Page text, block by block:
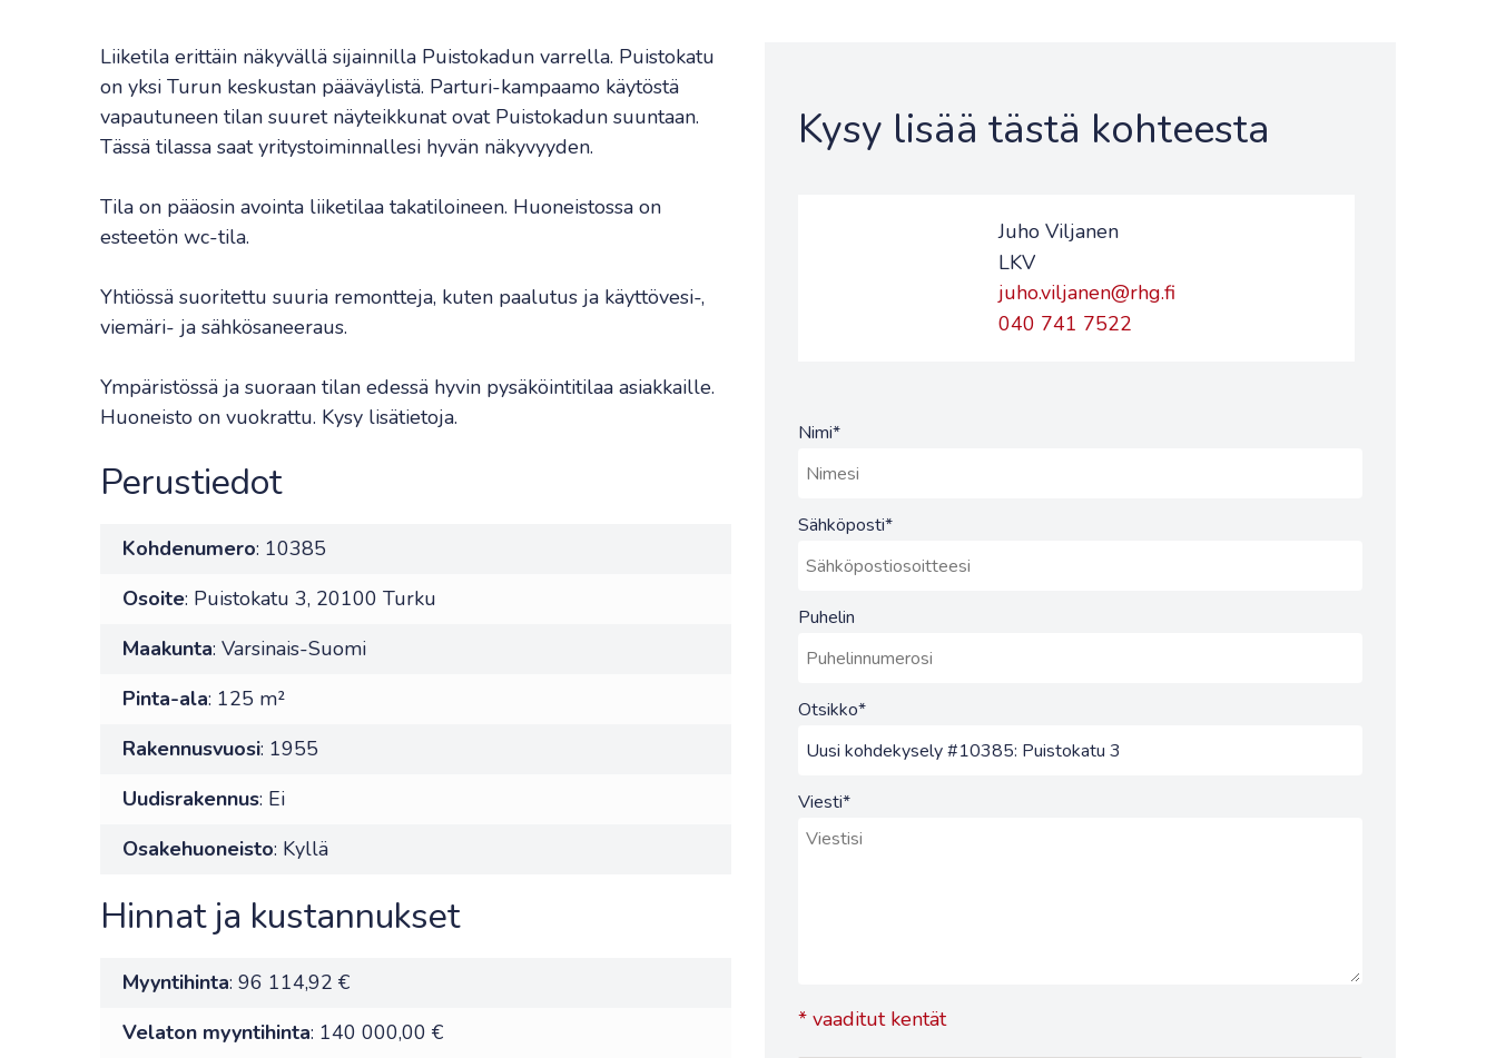
Liiketila erittäin näkyvällä sijainnilla Puistokadun varrella. Puistokatu
on yksi Turun keskustan pääväylistä. Parturi-kampaamo käytöstä
vapautuneen tilan suuret näyteikkunat ovat Puistokadun suuntaan.
Tässä tilassa saat yritystoiminnallesi hyvän näkyvyyden.
Tila on pääosin avointa liiketilaa takatiloineen. Huoneistossa on
esteetön wc-tila.
Yhtiössä suoritettu suuria remontteja, kuten paalutus ja käyttövesi-,
viemäri- ja sähkösaneeraus.
Ympäristössä ja suoraan tilan edessä hyvin pysäköintitilaa asiakkaille.
Huoneisto on vuokrattu. Kysy lisätietoja.
Perustiedot
Kohdenumero: 10385
Osoite: Puistokatu 3, 20100 Turku
Maakunta: Varsinais-Suomi
Pinta-ala: 125 m²
Rakennusvuosi: 1955
Uudisrakennus: Ei
Osakehuoneisto: Kyllä
Hinnat ja kustannukset
Myyntihinta: 96 114,92 €
Velaton myyntihinta: 140 000,00 €
Kysy lisää tästä kohteesta
Juho Viljanen
LKV
juho.viljanen@rhg.fi
040 741 7522
Nimi*
Sähköposti*
Puhelin
Otsikko*
Viesti*
* vaaditut kentät